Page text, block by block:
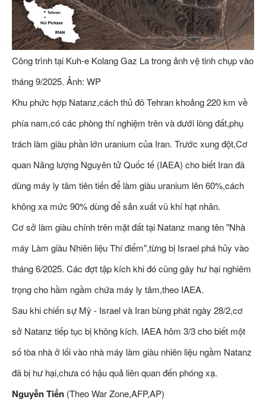
Công trình tại Kuh-e Kolang Gaz La trong ảnh vệ tinh chụp vào
tháng 9/2025. Ảnh: WP
Khu phức hợp Natanz,cách thủ đô Tehran khoảng 220 km về
phía nam,có các phòng thí nghiệm trên và dưới lòng đất,phụ
trách làm giàu phần lớn uranium của Iran. Trước xung đột,Cơ
quan Năng lượng Nguyên tử Quốc tế (IAEA) cho biết Iran đã
dùng máy ly tâm tiên tiến để làm giàu uranium lên 60%,cách
không xa mức 90% dùng để sản xuất vũ khí hạt nhân.
Cơ sở làm giàu chính trên mặt đất tại Natanz mang tên "Nhà
máy Làm giàu Nhiên liệu Thí điểm",từng bị Israel phá hủy vào
tháng 6/2025. Các đợt tập kích khi đó cũng gây hư hại nghiêm
trọng cho hầm ngầm chứa máy ly tâm,theo IAEA.
Sau khi chiến sự Mỹ - Israel và Iran bùng phát ngày 28/2,cơ
sở Natanz tiếp tục bị không kích. IAEA hôm 3/3 cho biết một
số tòa nhà ở lối vào nhà máy làm giàu nhiên liệu ngầm Natanz
đã bị hư hại,chưa có hậu quả liên quan đến phóng xạ.
Nguyễn Tiến (Theo War Zone,AFP,AP)